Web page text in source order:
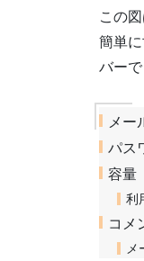
この
簡単
バーで
メー
パス
容量
利
コメ
メ